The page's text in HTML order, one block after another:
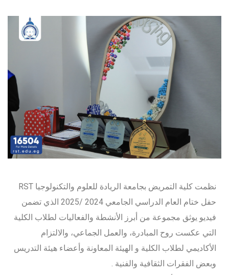
نظمت كلية التمريض بجامعة الريادة للعلوم والتكنولوجيا RST
حفل ختام العام الدراسي الجامعي 2024 /2025 الذي تضمن
فيديو يوثق مجموعة من أبرز الأنشطة والفعاليات لطلاب الكلية
التي عكست روح المبادرة، والعمل الجماعي، والالتزام
الأكاديمي لطلاب الكلية و الهيئة المعاونة وأعضاء هيئة التدريس
وبعض الفقرات الثقافية والفنية .